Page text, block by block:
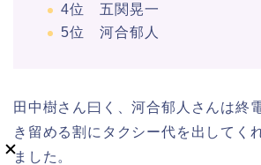
4位 五関晃一
5位 河合郁人
田中樹さん曰く、河合郁人さんは終
き留める割にタクシー代を出してく
ました。